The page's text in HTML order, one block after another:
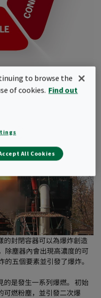
的封閉容器可以為爆炸創造
除塵器內會出現高濃度的可
五個要素並引發了爆炸。
的是發生一系列爆燃。 初始
可燃粉塵，並引發二次爆
to browse the
of cookies. Find out
All Cookies